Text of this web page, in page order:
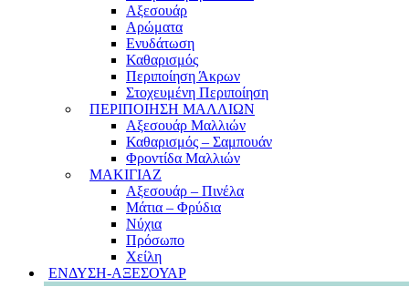
Αξεσουάρ
Αρώματα
Ενυδάτωση
Καθαρισμός
Περιποίηση Άκρων
Στοχευμένη Περιποίηση
ΠΕΡΙΠΟΙΗΣΗ ΜΑΛΛΙΩΝ
Αξεσουάρ Μαλλιών
Καθαρισμός – Σαμπουάν
Φροντίδα Μαλλιών
ΜΑΚΙΓΙΑΖ
Αξεσουάρ – Πινέλα
Μάτια – Φρύδια
Νύχια
Πρόσωπο
Χείλη
ΕΝΔΥΣΗ-ΑΞΕΣΟΥΑΡ